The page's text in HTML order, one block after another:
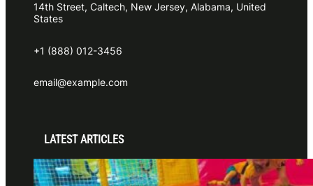
14th Street, Caltech, New Jersey, Alabama, United
States
+1 (888) 012-3456
email@example.com
LATEST ARTICLES